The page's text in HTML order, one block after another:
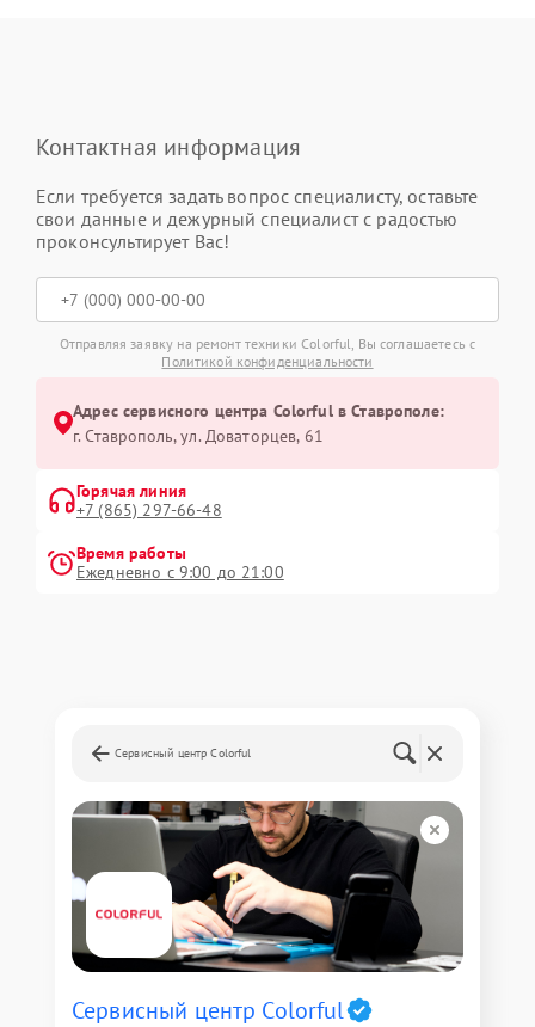
Контактная информация
Если требуется задать вопрос специалисту, оставьте
свои данные и дежурный специалист с радостью
проконсультирует Вас!
Отправляя заявку на ремонт техники Colorful, Вы соглашаетесь с
Политикой конфиденциальности
Адрес сервисного центра Colorful в Ставрополе:
г. Ставрополь, ул. Доваторцев, 61
Горячая линия
+7 (865) 297-66-48
Время работы
Ежедневно с 9:00 до 21:00
Сервисный центр Colorful
Сервисный центр Colorful